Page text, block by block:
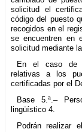
solicitud el
código del puesto
recogidos en el
se encuentren en
solicitud mediante
En el caso de
relativas a los
certificadas por el
Base 5.ª.–
lingüístico 4.
Podrán realizar